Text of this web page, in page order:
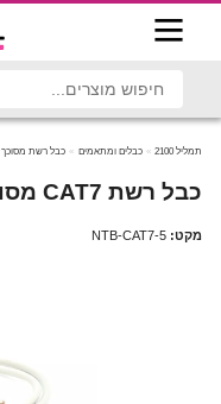
תמליל 2100 כבלים ומתאמים כבל רשת מסוכך
כבל רשת CAT7 מסוכך – אורך 5 מטר
מקט: NTB-CAT7-5